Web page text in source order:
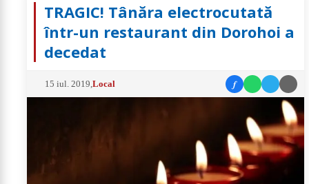
TRAGIC! Tânăra electrocutată
într-un restaurant din Dorohoi a
decedat
15 iul. 2019 ,Local f